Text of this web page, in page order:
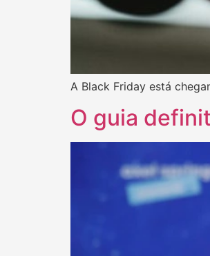
A Black Friday está
O guia